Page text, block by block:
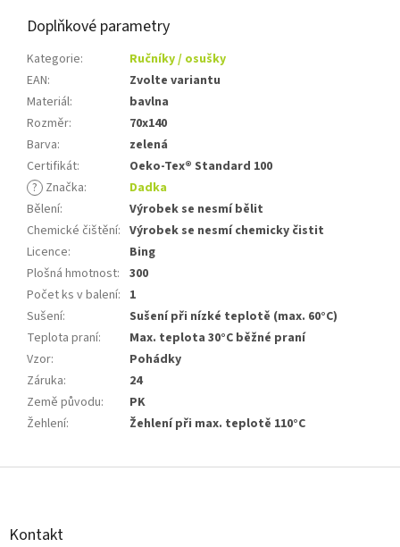
Doplňkové parametry
Kategorie:
Ručníky / osušky
EAN:
Zvolte variantu
Materiál:
bavlna
Rozměr:
70x140
Barva:
zelená
Certifikát:
Oeko-Tex® Standard 100
? Značka:
Dadka
Bělení:
Výrobek se nesmí bělit
Chemické čištění: Výrobek se nesmí chemicky čistit
Licence:
Bing
Plošná hmotnost: 300
Počet ks v balení: 1
Sušení:
Sušení při nízké teplotě (max. 60°C)
Teplota praní:
Max. teplota 30°C běžné praní
Vzor:
Pohádky
Záruka:
24
Země původu:
PK
Žehlení: Žehlení při max. teplotě 110°C
Z
Kontakt